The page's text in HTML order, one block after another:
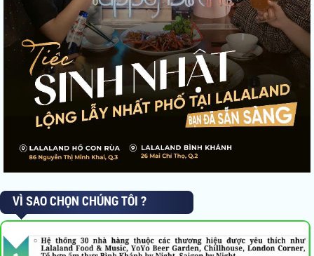
VÌ SAO CHỌN CHÚNG TÔI ?